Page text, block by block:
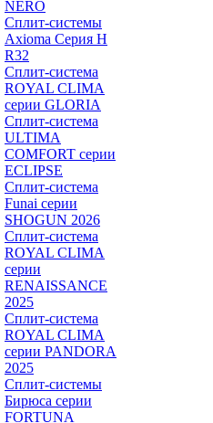
NERO
Сплит-системы
Axioma Серия H
R32
Сплит-система
ROYAL CLIMA
серии GLORIA
Сплит-система
ULTIMA
COMFORT серии
ECLIPSE
Сплит-система
Funai серии
SHOGUN 2026
Сплит-система
ROYAL CLIMA
серии
RENAISSANCE
2025
Сплит-система
ROYAL CLIMA
серии PANDORA
2025
Сплит-системы
Бирюса серии
FORTUNA